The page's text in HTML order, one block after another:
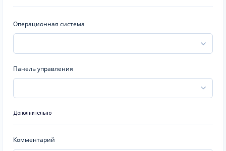
Операционная система
Панель управления
Дополнительно
Комментарий